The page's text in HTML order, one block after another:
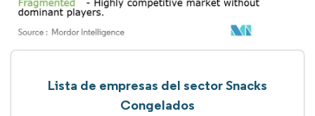
Lista de empresas del sector Snacks
Congelados